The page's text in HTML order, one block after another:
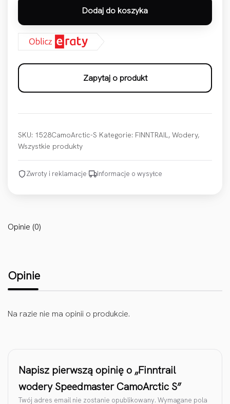
Dodaj do koszyka
Zapytaj o produkt
SKU: 1528CamoArctic-S Kategorie: FINNTRAIL, Wodery,
Wszystkie produkty
Zwroty i reklamacje· Informacje o wysyłce
Opinie (0)
Opinie
Na razie nie ma opinii o produkcie.
Napisz pierwszą opinię o „Finntrail
wodery Speedmaster CamoArctic S”
Twój adres email nie zostanie opublikowany. Wymagane pola